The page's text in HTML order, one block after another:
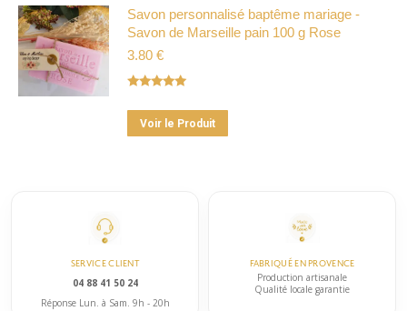
choisies
sur
du
a
plusieurs
produit
Savon personnalisé baptême mariage -
Savon de Marseille pain 100 g Rose
3.80 €
sur 5
Voir le Produit
produit
options
peuvent
SERVICE CLIENT
04 88 41 50 24
Réponse Lun. à Sam. 9h - 20h
FABRIQUÉ EN PROVENCE
Production artisanale
Qualité locale garantie